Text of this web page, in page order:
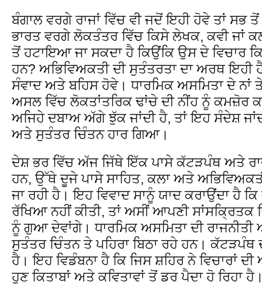
ਬੰਗਾਲ ਵਰਗੇ ਰਾਜਾਂ ਵਿੱਚ ਵੀ ਜਦੋਂ ਇਹੀ ਹੋਵੇ ਤਾਂ ਸਭ
ਭਾਰਤ ਵਰਗੇ ਲੋਕਤੰਤਰ ਵਿੱਚ ਕਿਸੇ ਲੇਖਕ, ਕਵੀ ਜਾਂ
ਤੋਂ ਹਟਾਇਆ ਜਾ ਸਕਦਾ ਹੈ ਕਿਉਂਕਿ ਉਸ ਦੇ ਵਿਚਾਰ
ਹਨ? ਅਭਿਵਿਅਕਤੀ ਦੀ ਸੁਤੰਤਰਤਾ ਦਾ ਅਰਥ ਇਹੀ
ਸੰਵਾਦ ਅਤੇ ਬਹਿਸ ਹੋਵੇ। ਧਾਰਮਿਕ ਅਸਮਿਤਾ ਦੇ ਨਾਂ
ਅਸਲ ਵਿੱਚ ਲੋਕਤਾਂਤਰਿਕ ਢਾਂਚੇ ਦੀ ਨੀਂਹ ਨੂੰ ਕਮਜ਼ੋਰ
ਅਜਿਹੇ ਦਬਾਅ ਅੱਗੇ ਝੁੱਕ ਜਾਂਦੀ ਹੈ, ਤਾਂ ਇਹ ਸੰਦੇਸ਼
ਅਤੇ ਸੁਤੰਤਰ ਚਿੰਤਨ ਹਾਰ ਗਿਆ।
ਦੇਸ਼ ਭਰ ਵਿੱਚ ਅੱਜ ਜਿੱਥੇ ਇੱਕ ਪਾਸੇ ਕੱਟੜਪੰਥ ਅਤੇ
ਹਨ, ਉੱਥੇ ਦੂਜੇ ਪਾਸੇ ਸਾਹਿਤ, ਕਲਾ ਅਤੇ
ਜਾ ਰਹੀ ਹੈ। ਇਹ ਵਿਵਾਦ ਸਾਨੂੰ ਯਾਦ ਕਰਾਉਂਦਾ ਹੈ
ਰੱਖਿਆ ਨਹੀਂ ਕੀਤੀ, ਤਾਂ ਅਸੀਂ ਆਪਣੀ ਸਾਂਸਕ੍ਰਿਤਕ
ਨੂੰ ਗੁਆ ਦੇਵਾਂਗੇ। ਧਾਰਮਿਕ ਅਸਮਿਤਾ ਦੀ ਰਾਜਨੀਤੀ
ਸੁਤੰਤਰ ਚਿੰਤਨ ਤੇ ਪਹਿਰਾ ਬਿਠਾ ਰਹੇ ਹਨ। ਕੱਟੜਪੰਥ
ਹੈ। ਇਹ ਵਿਡੰਬਨਾ ਹੈ ਕਿ ਜਿਸ ਸ਼ਹਿਰ ਨੇ ਵਿਚਾਰਾਂ
ਹੁਣ ਕਿਤਾਬਾਂ ਅਤੇ ਕਵਿਤਾਵਾਂ ਤੋਂ ਡਰ ਪੈਦਾ ਹੋ ਰਿਹਾ